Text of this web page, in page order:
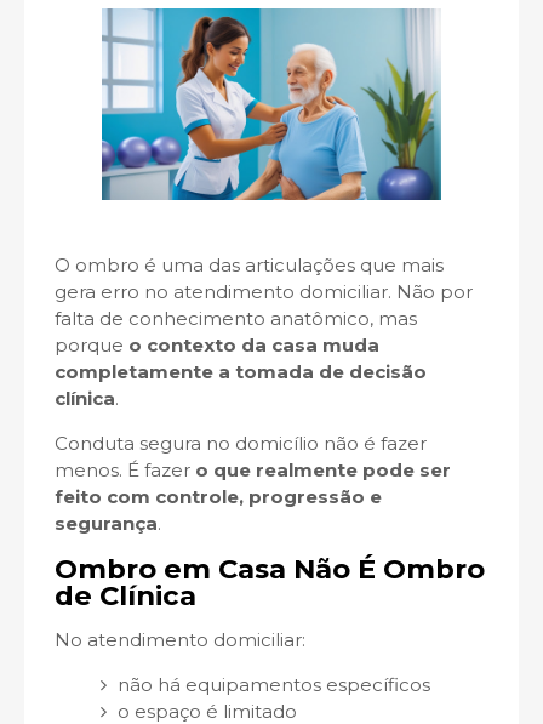
O ombro é uma das articulações que mais
gera erro no atendimento domiciliar. Não por
falta de conhecimento anatômico, mas
porque o contexto da casa muda
completamente a tomada de decisão
clínica.
Conduta segura no domicílio não é fazer
menos. É fazer o que realmente pode ser
feito com controle, progressão e
segurança.
Ombro em Casa Não É Ombro
de Clínica
No atendimento domiciliar:
não há equipamentos específicos
o espaço é limitado